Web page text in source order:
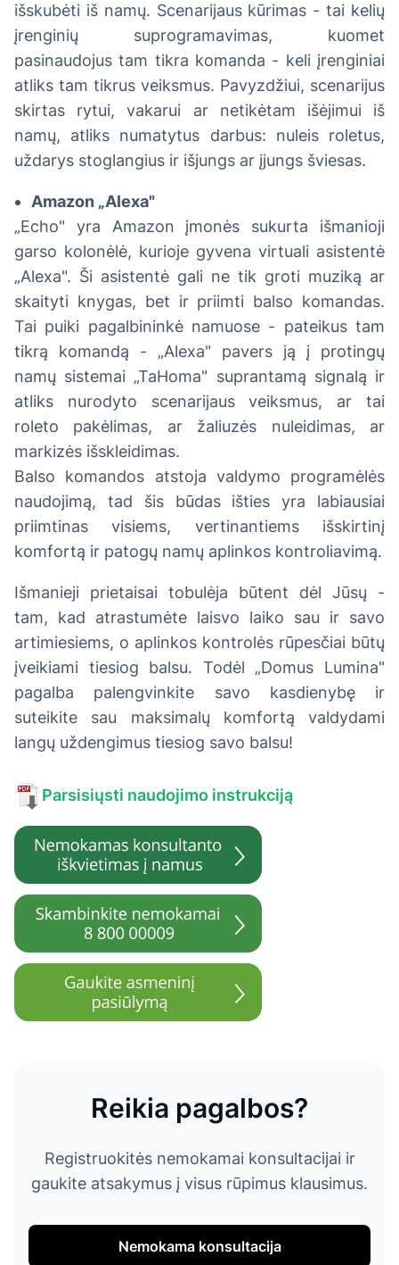
išskubėti iš namų. Scenarijaus kūrimas - tai kelių
įrenginių suprogramavimas, kuomet
pasinaudojus tam tikra komanda - keli įrenginiai
atliks tam tikrus veiksmus. Pavyzdžiui, scenarijus
skirtas rytui, vakarui ar netikėtam išėjimui iš
namų, atliks numatytus darbus: nuleis roletus,
uždarys stoglangius ir išjungs ar įjungs šviesas.
Amazon „Alexa"
„Echo" yra Amazon įmonės sukurta išmanioji
garso kolonėlė, kurioje gyvena virtuali asistentė
„Alexa". Ši asistentė gali ne tik groti muziką ar
skaityti knygas, bet ir priimti balso komandas.
Tai puiki pagalbininkė namuose - pateikus tam
tikrą komandą - „Alexa" pavers ją į protingų
namų sistemai „TaHoma" suprantamą signalą ir
atliks nurodyto scenarijaus veiksmus, ar tai
roleto pakėlimas, ar žaliuzės nuleidimas, ar
markizės išskleidimas.
Balso komandos atstoja valdymo programėlės
naudojimą, tad šis būdas išties yra labiausiai
priimtinas visiems, vertinantiems išskirtinį
komfortą ir patogų namų aplinkos kontroliavimą.
Išmanieji prietaisai tobulėja būtent dėl Jūsų -
tam, kad atrastumėte laisvo laiko sau ir savo
artimiesiems, o aplinkos kontrolės rūpesčiai būtų
įveikiami tiesiog balsu. Todėl „Domus Lumina"
pagalba palengvinkite savo kasdienybę ir
suteikite sau maksimalų komfortą valdydami
langų uždengimus tiesiog savo balsu!
Parsisiųsti naudojimo instrukciją
Reikia pagalbos?
Registruokitės nemokamai konsultacijai ir
gaukite atsakymus į visus rūpimus klausimus.
Nemokama konsultacija